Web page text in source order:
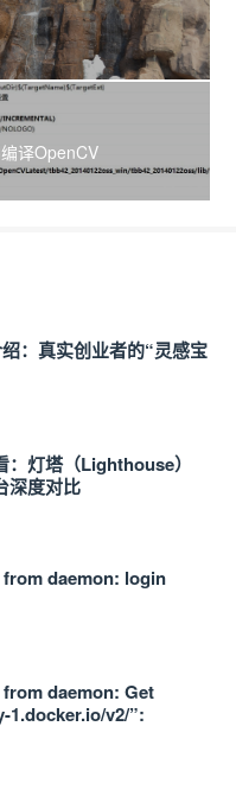
译OpenCV
：真实创业者的“灵感宝
：灯塔（Lighthouse）
深度对比
daemon: login
daemon: Get
v2/”: